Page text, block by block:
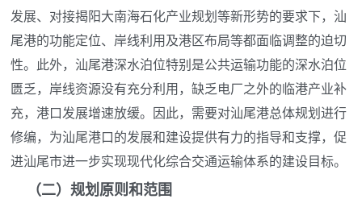
发展、对接揭阳大南海石化产业规划等新形势的要求下，汕
尾港的功能定位、岸线利用及港区布局等都面临调整的迫切
性。此外，汕尾港深水泊位特别是公共运输功能的深水泊位
匮乏，岸线资源没有充分利用，缺乏电厂之外的临港产业补
充，港口发展增速放缓。因此，需要对汕尾港总体规划进行
修编，为汕尾港口的发展和建设提供有力的指导和支撑，促
进汕尾市进一步实现现代化综合交通运输体系的建设目标。
（二）规划原则和 范围